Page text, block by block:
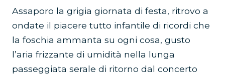
Assaporo la grigia giornata di festa, ritrovo a
ondate il piacere tutto infantile di ricordi che
la foschia ammanta su ogni cosa, gusto
l’aria frizzante di umidità nella lunga
passeggiata serale di ritorno dal concerto